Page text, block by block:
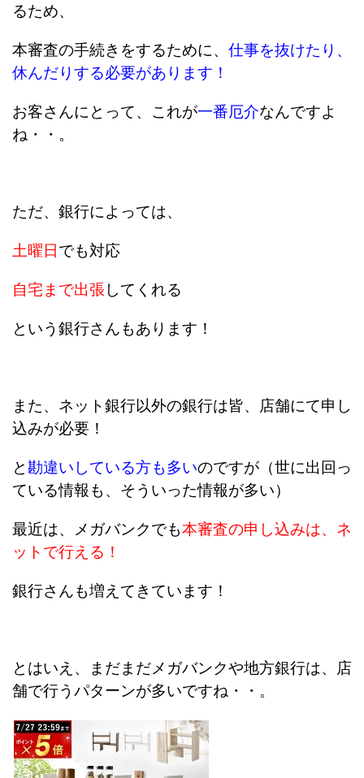
るため、
本審査の手続きをするために、 仕事を抜けたり、
休んだりする必要があります！
お客さんにとって、これが一番厄介なんですよ
ね・・。
ただ、銀行によっては、
土曜日でも対応
自宅まで出張 してくれる
という銀行さんもあります！
また、ネット銀行以外の銀行は皆、店舗にて申し
込みが必要！
と勘違いしている方も多いのですが（世に出回っ
ている情報も、そういった情報が多い）
最近は、メガバンクでも本審査の申し込みは、ネ
ットで行える！
銀行さんも増えてきています！
とはいえ、まだまだメガバンクや地方銀行は、店
舗で行うパターンが多いですね・・。